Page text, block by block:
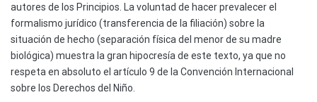
autores de los Principios. La voluntad de hacer prevalecer el
formalismo jurídico (transferencia de la filiación) sobre la
situación de hecho (separación física del menor de su madre
biológica) muestra la gran hipocresía de este texto, ya que no
respeta en absoluto el artículo 9 de la Convención Internacional
sobre los Derechos del Niño.